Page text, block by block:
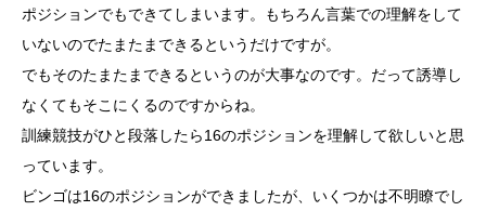
ポジションでもできてしまいます。もちろん言葉での理解をして
いないのでたまたまできるというだけですが。
でもそのたまたまできるというのが大事なのです。だって誘導し
なくてもそこにくるのですからね。
訓練競技がひと段落したら16のポジションを理解して欲しいと思
っています。
ビンゴは16のポジションができましたが、いくつかは不明瞭でし